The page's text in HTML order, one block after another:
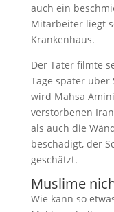
auch ein
Mitarbeiter liegt
Krankenhaus.
Der Täter filmte
Tage später über
wird Mahsa
verstorbenen
als auch die
beschädigt, der
geschätzt.
Muslime
Wie kann so